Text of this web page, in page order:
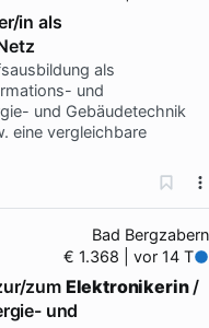
in als
als
und
und Gebäudetechnik
eine vergleichbare
Bad Bergzabern
€ 1.368 | vor 14 T
zum Elektronikerin/
und